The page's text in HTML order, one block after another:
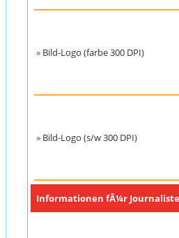
» Bild-Logo (farbe 300 DPI)
» Bild-Logo (s/w 300 DPI)
Informationen fÃ¼r